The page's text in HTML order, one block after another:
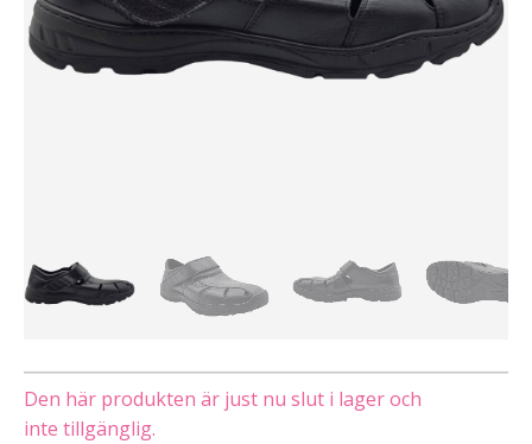
Den här produkten är just nu slut i lager och
inte tillgänglig.